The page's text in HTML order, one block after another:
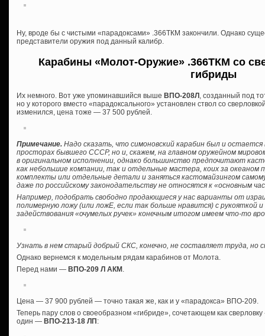
Ну, вроде бы с чистыми «парадоксами» .366ТКМ закончили. Однако
представители оружия под данный калибр.
Карабины «Молот-Оружие» .366ТКМ со
гибриды
Их немного. Вот уже упоминавшийся выше ВПО-208Л , созданный под
но у которого вместо «парадоксального» установлен ствол со
изменился, цена тоже — 37 500 рублей.
Примечание. Надо сказать, что симоновский карабин был и
просторах бывшего СССР, но и, скажем, на главном оружейном
в оригинальном исполнении, однако большинство предпочитают
как небольшие компании, так и отдельные мастера, коих за океаном
комплекты или отдельные детали и заняться кастомайзингом
даже по российскому законодательству не относятся к «основным
Например, подобрать свободно продающиеся у нас варианты от
полимерную ложу (или ложЕ, если так больше нравится) с рукояткой
задействования «очумелых ручек» конечным итогом имеем что-то
Узнать в нем старый добрый СКС, конечно, не составляет труда, но
Однако вернемся к модельным рядам карабинов от Молота.
Перед нами — ВПО-209 Л АКМ .
Цена — 37 900 рублей — точно такая же, как и у «парадокса» ВПО-209.
Теперь пару слов о своеобразном «гибриде», сочетающем как
один — ВПО-213-18 ЛП :